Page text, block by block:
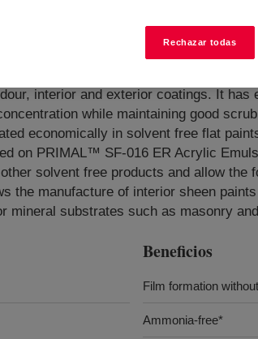
interior and exterior coatings. It
while maintaining good
economically in solvent free flat
on PRIMAL™ SF-016 ER Acrylic
solvent free products and allow the
the manufacture of interior sheen
substrates such as masonry
Beneficios
Film formation
Ammonia-free*
Rechazar todas